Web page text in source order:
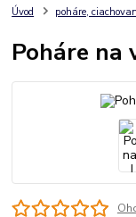
Úvod poháre,
Poháre na